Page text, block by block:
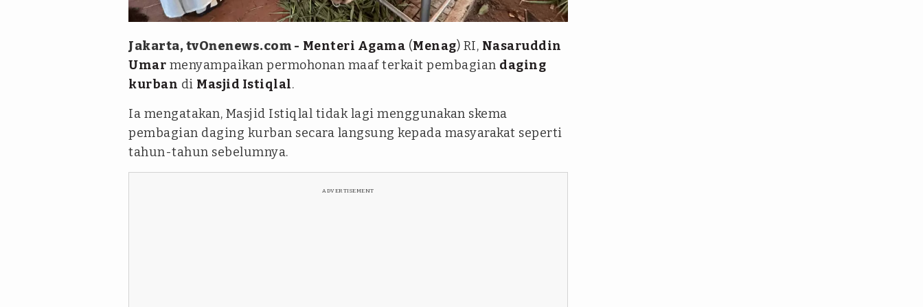
tvOnenews/Abdul Gani Siregar
Jakarta, tvOnenews.com - Menteri Agama (Menag) RI, Nasaruddin
Umar menyampaikan permohonan maaf terkait pembagian daging
kurban di Masjid Istiqlal.
Ia mengatakan, Masjid Istiqlal tidak lagi menggunakan skema
pembagian daging kurban secara langsung kepada masyarakat seperti
tahun-tahun sebelumnya.
ADVERTISEMENT